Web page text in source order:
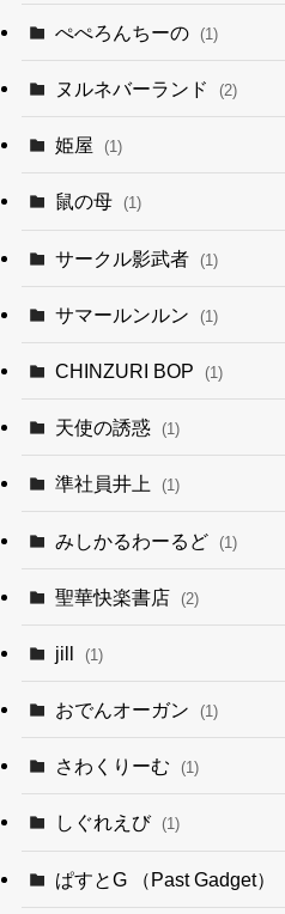
ぺぺろんちーの (1)
ヌルネバーランド (2)
姫屋 (1)
鼠の母 (1)
サークル影武者 (1)
サマールンルン (1)
CHINZURI BOP (1)
天使の誘惑 (1)
準社員井上 (1)
みしかるわーるど (1)
聖華快楽書店 (2)
jill (1)
おでんオーガン (1)
さわくりーむ (1)
しぐれえび (1)
ぱすとG （Past Gadget）